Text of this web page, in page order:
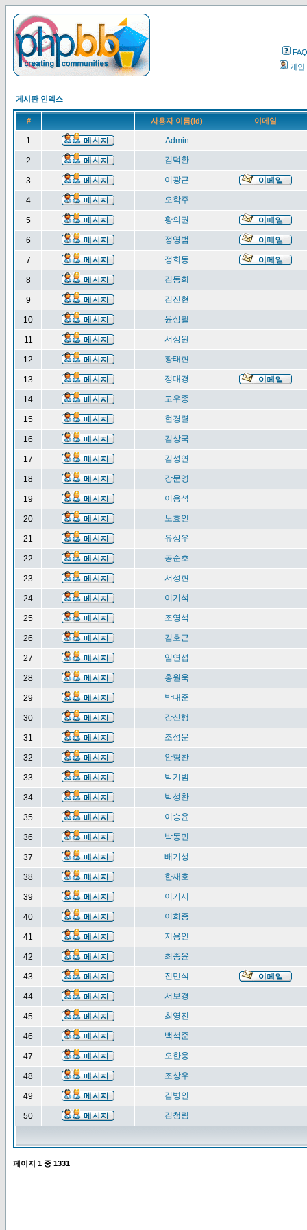
FAQ
개인
게시판 인덱스
# 사용자 이름(id) 이메일
1 Admin
2 김덕환
3 이광근
4 오학주
5 황의권
6 정영범
7 정희동
8 김동희
9 김진현
10 윤상필
11 서상원
12 황태현
13 정대경
14 고우종
15 현경렬
16 김상국
17 김성연
18 강문영
19 이용석
20 노효인
21 유상우
22 공순호
23 서성현
24 이기석
25 조영석
26 김호근
27 임연섭
28 홍원욱
29 박대준
30 강신행
31 조성문
32 안형찬
33 박기범
34 박성찬
35 이승윤
36 박동민
37 배기성
38 한재호
39 이기서
40 이희종
41 지용인
42 최종윤
43 진민식
44 서보경
45 최영진
46 백석준
47 오한웅
48 조상우
49 김병인
50 김청림
페이지 1 중 1331